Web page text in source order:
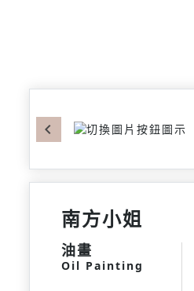
南方小姐
油畫
Oil Painting